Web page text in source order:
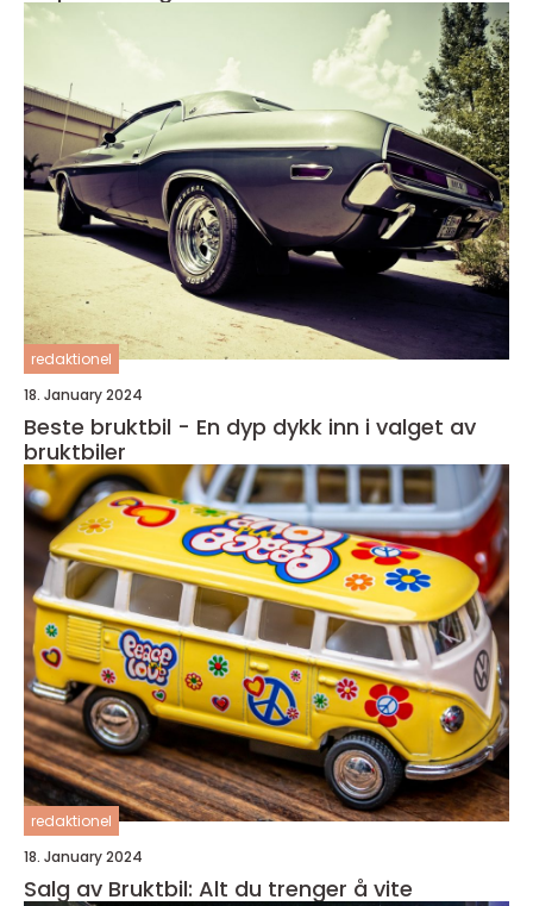
redaktionel
18. January 2024
Beste bruktbil - En dyp dykk inn i valget av
bruktbiler
redaktionel
18. January 2024
Salg av Bruktbil: Alt du trenger å vite